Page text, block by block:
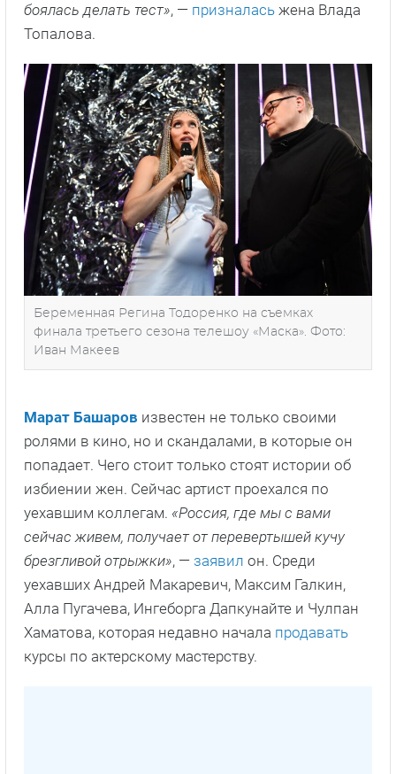
боялась делать тест», — призналась жена Влада
Топалова.
Беременная Регина Тодоренко на съемках
финала третьего сезона телешоу «Маска». Фото:
Иван Макеев
Марат Башаров известен не только своими
ролями в кино, но и скандалами, в которые он
попадает. Чего стоит только стоят истории об
избиении жен. Сейчас артист проехался по
уехавшим коллегам. «Россия, где мы с вами
сейчас живем, получает от перевертышей кучу
брезгливой отрыжки», — заявил он. Среди
уехавших Андрей Макаревич, Максим Галкин,
Алла Пугачева, Ингеборга Дапкунайте и Чулпан
Хаматова, которая недавно начала продавать
курсы по актерскому мастерству.